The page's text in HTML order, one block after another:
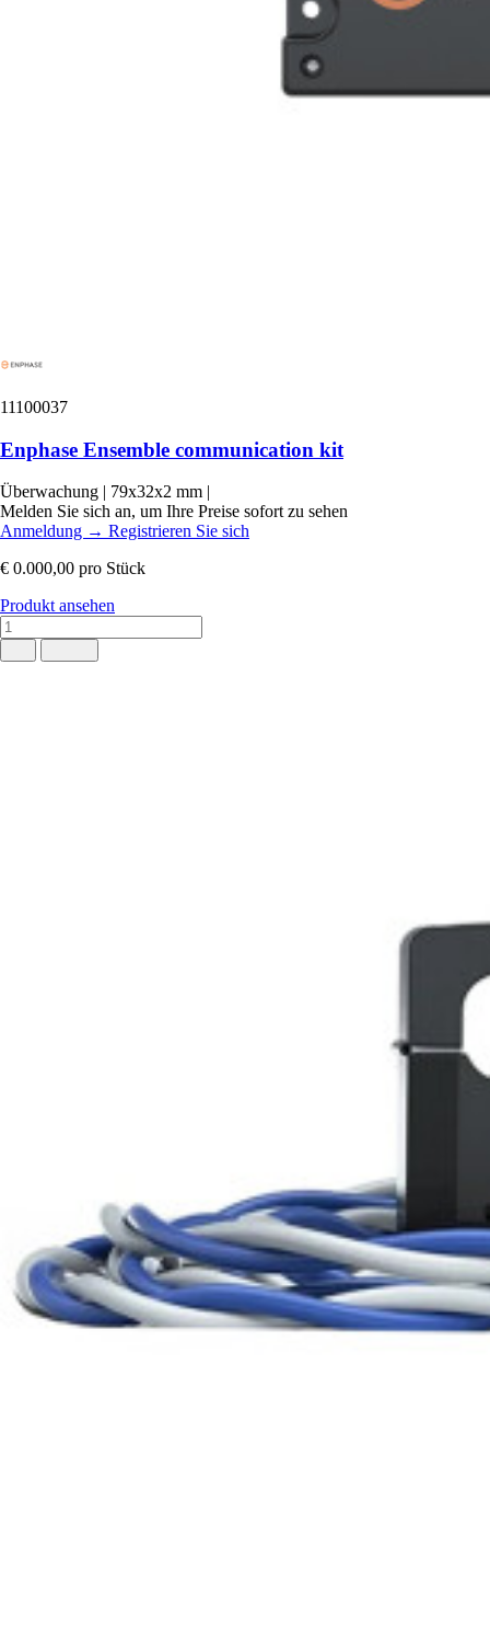
11100037
Enphase Ensemble communication kit
Überwachung | 79x32x2 mm |
Melden Sie sich an, um Ihre Preise sofort zu sehen
Anmeldung → Registrieren Sie sich
€ 0.000,00 pro Stück
Produkt ansehen